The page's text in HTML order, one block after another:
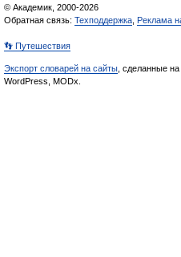
© Академик, 2000-2026
Обратная связь: Техподдержка Реклама
👣 Путешествия
Экспорт словарей на сайты , сделанные на
WordPress, MODx.